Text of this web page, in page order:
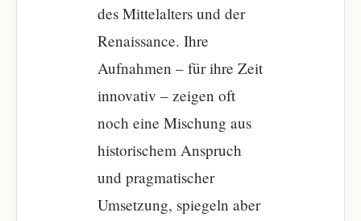
des Mittelalters und der
Renaissance. Ihre
Aufnahmen – für ihre Zeit
innovativ – zeigen oft
noch eine Mischung aus
historischem Anspruch
und pragmatischer
Umsetzung, spiegeln aber